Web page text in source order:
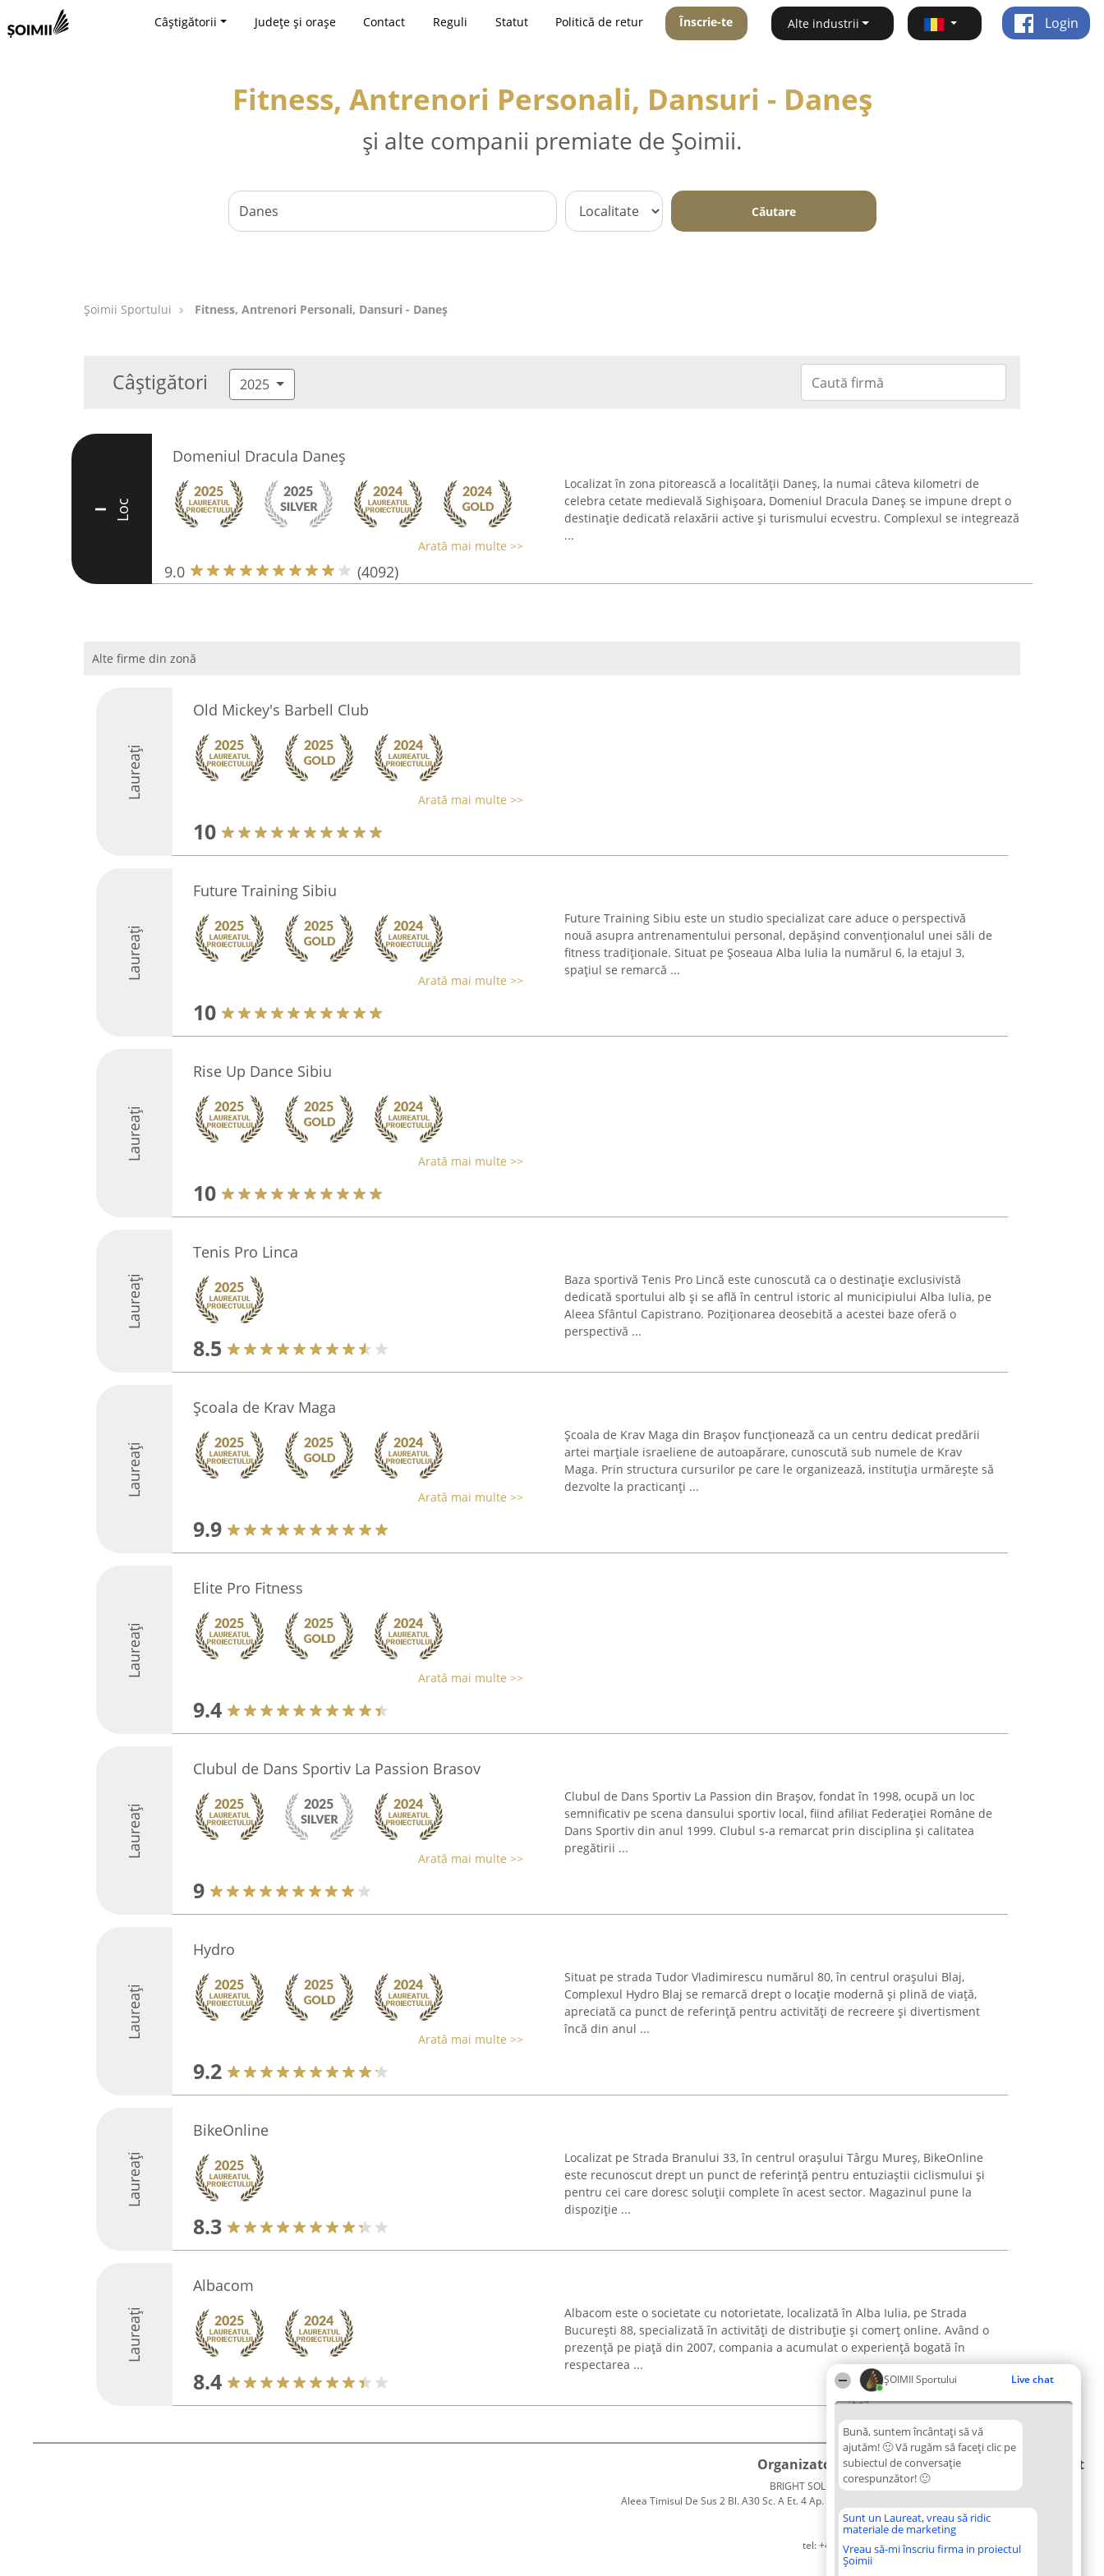
ȘOIMII Sportului Live chat
12:24
Bună, suntem încântați să vă
ajutăm! 🙂 Vă rugăm să faceți clic pe
subiectul de conversație
corespunzător! 🙂
Sunt un Laureat, vreau să ridic
materiale de marketing
Vreau să-mi înscriu firma in proiectul
Șoimii
Câștigătorii Județe și orașe Contact Reguli Statut Politică de retur Înscrie-te Alte industrii Login
Fitness, Antrenori Personali, Dansuri - Daneş
și alte companii premiate de Șoimii.
Căutare
Șoimii Sportului Fitness, Antrenori Personali, Dansuri - Daneş
Câștigători 2025
I Loc
Domeniul Dracula Daneș
Arată mai multe >>
9.0 (4092)
Localizat în zona pitorească a localității Daneș, la numai câteva kilometri de
celebra cetate medievală Sighișoara, Domeniul Dracula Daneș se impune drept o
destinație dedicată relaxării active și turismului ecvestru. Complexul se integrează
...
Alte firme din zonă
Laureați
Old Mickey's Barbell Club
Arată mai multe >>
10
Laureați
Future Training Sibiu
Arată mai multe >>
10
Future Training Sibiu este un studio specializat care aduce o perspectivă
nouă asupra antrenamentului personal, depășind convenționalul unei săli de
fitness tradiționale. Situat pe Șoseaua Alba Iulia la numărul 6, la etajul 3,
spațiul se remarcă ...
Laureați
Rise Up Dance Sibiu
Arată mai multe >>
10
Laureați
Tenis Pro Linca
8.5
Baza sportivă Tenis Pro Lincă este cunoscută ca o destinație exclusivistă
dedicată sportului alb și se află în centrul istoric al municipiului Alba Iulia, pe
Aleea Sfântul Capistrano. Poziționarea deosebită a acestei baze oferă o
perspectivă ...
Laureați
Școala de Krav Maga
Arată mai multe >>
9.9
Școala de Krav Maga din Brașov funcționează ca un centru dedicat predării
artei marțiale israeliene de autoapărare, cunoscută sub numele de Krav
Maga. Prin structura cursurilor pe care le organizează, instituția urmărește să
dezvolte la practicanți ...
Laureați
Elite Pro Fitness
Arată mai multe >>
9.4
Laureați
Clubul de Dans Sportiv La Passion Brasov
Arată mai multe >>
9
Clubul de Dans Sportiv La Passion din Brașov, fondat în 1998, ocupă un loc
semnificativ pe scena dansului sportiv local, fiind afiliat Federației Române de
Dans Sportiv din anul 1999. Clubul s-a remarcat prin disciplina și calitatea
pregătirii ...
Laureați
Hydro
Arată mai multe >>
9.2
Situat pe strada Tudor Vladimirescu numărul 80, în centrul orașului Blaj,
Complexul Hydro Blaj se remarcă drept o locație modernă și plină de viață,
apreciată ca punct de referință pentru activități de recreere și divertisment
încă din anul ...
Laureați
BikeOnline
8.3
Localizat pe Strada Branului 33, în centrul orașului Târgu Mureș, BikeOnline
este recunoscut drept un punct de referință pentru entuziaștii ciclismului și
pentru cei care doresc soluții complete în acest sector. Magazinul pune la
dispoziție ...
Laureați
Albacom
8.4
Albacom este o societate cu notorietate, localizată în Alba Iulia, pe Strada
București 88, specializată în activități de distribuție și comerț online. Având o
prezență pe piață din 2007, compania a acumulat o experiență bogată în
respectarea ...
Organizator Ranking
BRIGHT SOLUTIONS BR SRL
Aleea Timisul De Sus 2 Bl. A30 Sc. A Et. 4 Ap. 13 Cod 061952
București
CUI 36737675
tel: +40 770 990 492
Plebiscyt
Tuturor
Laureaților
Reguli
Contact